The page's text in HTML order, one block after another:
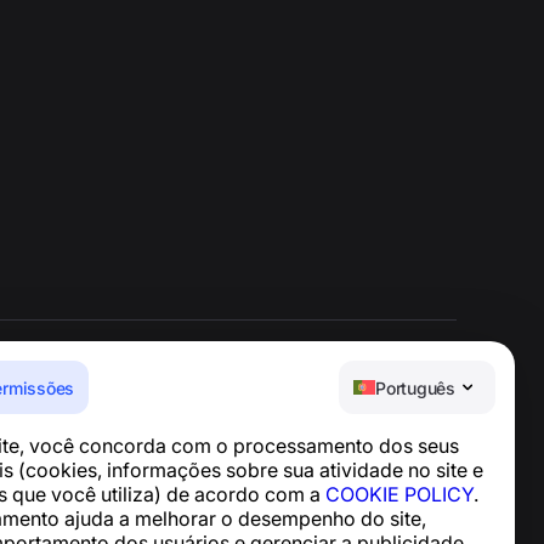
Português
você concorda com o processamento dos seus
(cookies, informações sobre sua atividade no site e
que você utiliza) de acordo com a COOKIE POLICY.
ajuda a melhorar o desempenho do site,
Notícias e Artigos
Sobre o projeto
Contatos